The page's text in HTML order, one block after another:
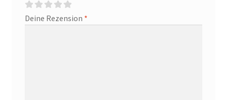
Deine Rezension *